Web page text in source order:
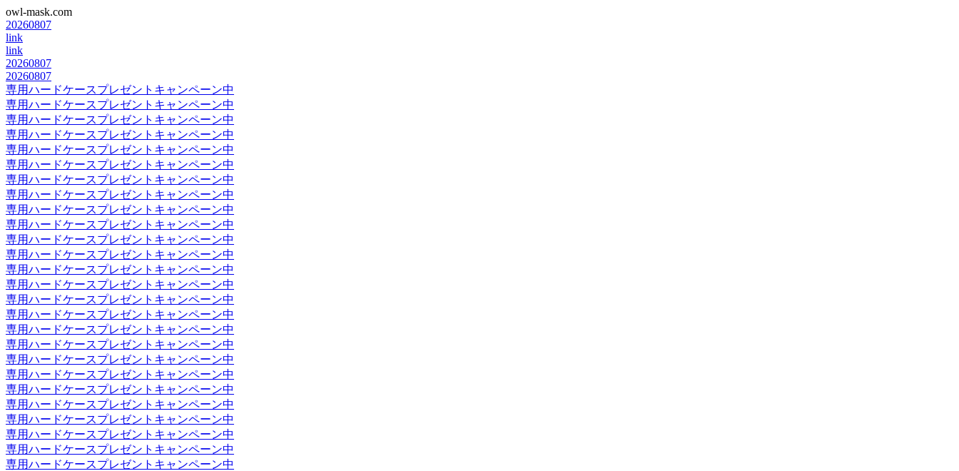
owl-mask.com
20260807
link
link
20260807
20260807
専用ハードケースプレゼントキャンペーン中
専用ハードケースプレゼントキャンペーン中
専用ハードケースプレゼントキャンペーン中
専用ハードケースプレゼントキャンペーン中
専用ハードケースプレゼントキャンペーン中
専用ハードケースプレゼントキャンペーン中
専用ハードケースプレゼントキャンペーン中
専用ハードケースプレゼントキャンペーン中
専用ハードケースプレゼントキャンペーン中
専用ハードケースプレゼントキャンペーン中
専用ハードケースプレゼントキャンペーン中
専用ハードケースプレゼントキャンペーン中
専用ハードケースプレゼントキャンペーン中
専用ハードケースプレゼントキャンペーン中
専用ハードケースプレゼントキャンペーン中
専用ハードケースプレゼントキャンペーン中
専用ハードケースプレゼントキャンペーン中
専用ハードケースプレゼントキャンペーン中
専用ハードケースプレゼントキャンペーン中
専用ハードケースプレゼントキャンペーン中
専用ハードケースプレゼントキャンペーン中
専用ハードケースプレゼントキャンペーン中
専用ハードケースプレゼントキャンペーン中
専用ハードケースプレゼントキャンペーン中
専用ハードケースプレゼントキャンペーン中
専用ハードケースプレゼントキャンペーン中